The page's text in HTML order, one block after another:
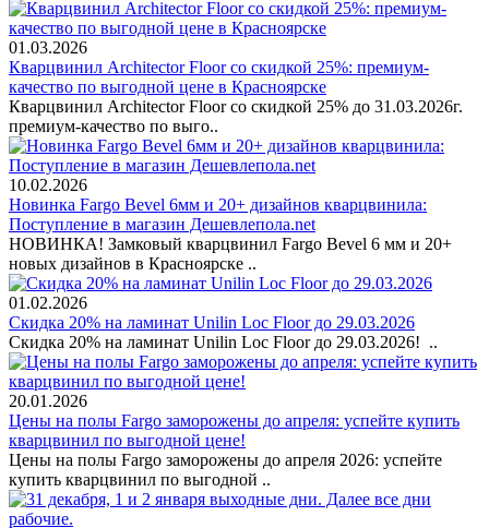
01.03.2026
Кварцвинил Architector Floor со скидкой 25%: премиум-
качество по выгодной цене в Красноярске
Кварцвинил Architector Floor со скидкой 25% до 31.03.2026г.
премиум-качество по выго..
10.02.2026
Новинка Fargo Bevel 6мм и 20+ дизайнов кварцвинила:
Поступление в магазин Дешевлепола.net
НОВИНКА! Замковый кварцвинил Fargo Bevel 6 мм и 20+
новых дизайнов в Красноярске ..
01.02.2026
Скидка 20% на ламинат Unilin Loc Floor до 29.03.2026
Скидка 20% на ламинат Unilin Loc Floor до 29.03.2026! ..
20.01.2026
Цены на полы Fargo заморожены до апреля: успейте купить
кварцвинил по выгодной цене!
Цены на полы Fargo заморожены до апреля 2026: успейте
купить кварцвинил по выгодной ..